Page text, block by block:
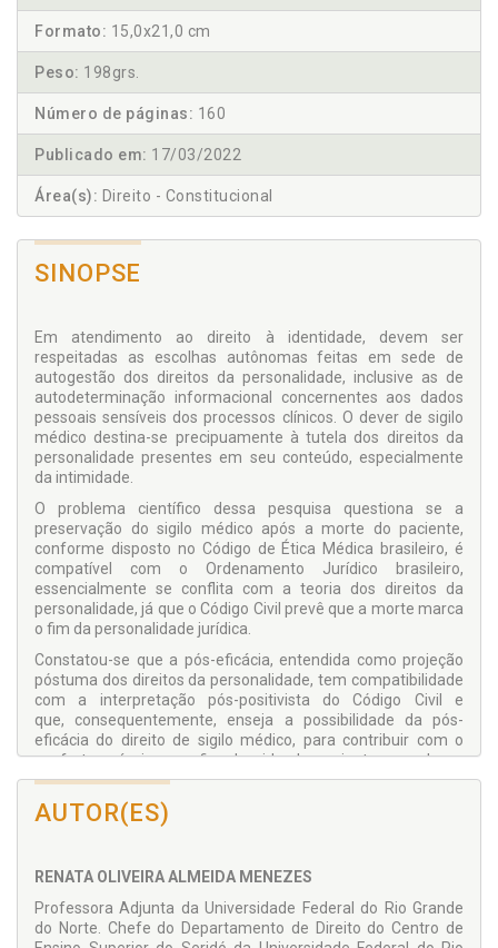
Formato: 15,0x21,0 cm
Peso: 198grs.
Número de páginas: 160
Publicado em: 17/03/2022
Área(s): Direito - Constitucional
SINOPSE
Em atendimento ao direito à identidade, devem ser
respeitadas as escolhas autônomas feitas em sede de
autogestão dos direitos da personalidade, inclusive as de
autodeterminação informacional concernentes aos dados
pessoais sensíveis dos processos clínicos. O dever de sigilo
médico destina-se precipuamente à tutela dos direitos da
personalidade presentes em seu conteúdo, especialmente
da intimidade.
O problema científico dessa pesquisa questiona se a
preservação do sigilo médico após a morte do paciente,
conforme disposto no Código de Ética Médica brasileiro, é
compatível com o Ordenamento Jurídico brasileiro,
essencialmente se conflita com a teoria dos direitos da
personalidade, já que o Código Civil prevê que a morte marca
o fim da personalidade jurídica.
Constatou-se que a pós-eficácia, entendida como projeção
póstuma dos direitos da personalidade, tem compatibilidade
com a interpretação pós-positivista do Código Civil e
que, consequentemente, enseja a possibilidade da pós-
eficácia do direito de sigilo médico, para contribuir com o
conforto psíquico em fim de vida do paciente, e realça o
reconhecimento do enfermo como sujeito de direitos, digno
e dotado de autodeterminação informacional.
Foi elaborada uma construção argumentativa voltada para a
da eficácia póstuma dos direitos da personalidade e,
paciente nas diretivas antecipadas de vontade.
AUTOR(ES)
RENATA OLIVEIRA ALMEIDA MENEZES
Professora Adjunta da Universidade Federal do Rio Grande
do Norte. Chefe do Departamento de Direito do Centro de